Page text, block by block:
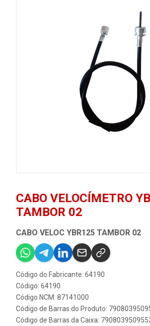
CABO VELOCÍMETRO
TAMBOR 02
CABO VELOC YBR125 TAMBOR 02
Código do Fabricante: 64190
Código: 64190
Código NCM: 87141000
Código de Barras do Produto:
Código de Barras da Caixa: